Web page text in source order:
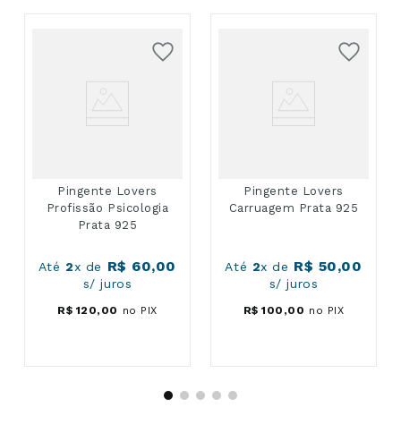
Pingente Lovers
Profissão Psicologia
Prata 925
Até 2x de R$ 60,00
s/ juros
R$ 120, 00 no PIX
Pingente Lovers
Carruagem Prata 925
Até 2x de R$ 50,00
s/ juros
R$ 100 ,00 no PIX